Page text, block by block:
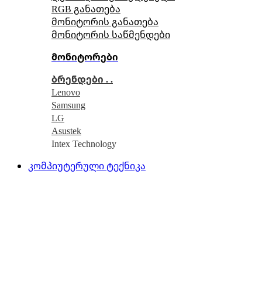
RGB განათება
მონიტორის განათება
მონიტორის საწმენდები
მონიტორები
ბრენდები . .
Lenovo
Samsung
LG
Asustek
Intex Technology
კომპიუტერული ტექნიკა